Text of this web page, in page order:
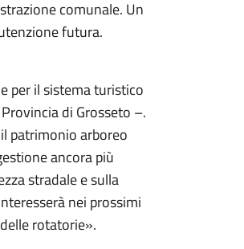
comunale. Un
futura.
per il sistema turistico
di Grosseto –.
patrimonio arboreo
ancora più
stradale e sulla
nei prossimi
rotatorie».